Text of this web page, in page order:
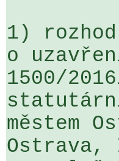
1)
o
1500/
městem
Ostrava,